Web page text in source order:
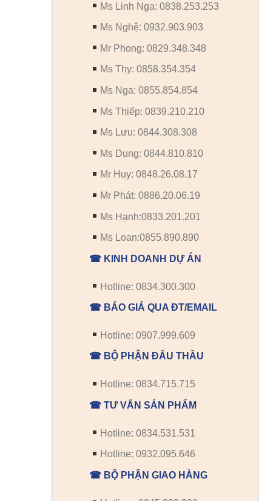
Ms Linh Nga: 0838.253.253
Ms Nghệ: 0932.903.903
Mr Phong: 0829.348.348
Ms Thy: 0858.354.354
Ms Nga: 0855.854.854
Ms Thiếp: 0839.210.210
Ms Lưu: 0844.308.308
Ms Dung: 0844.810.810
Mr Huy: 0848.26.08.17
Mr Phát: 0886.20.06.19
Ms Hạnh:0833.201.201
Ms Loan:0855.890.890
☎ KINH DOANH DỰ ÁN
Hotline: 0834.300.300
☎ BÁO GIÁ QUA ĐT/EMAIL
Hotline: 0907.999.609
☎ BỘ PHẬN ĐẤU THẦU
Hotline: 0834.715.715
☎ TƯ VẤN SẢN PHẨM
Hotline: 0834.531.531
Hotline: 0932.095.646
☎ BỘ PHẬN GIAO HÀNG